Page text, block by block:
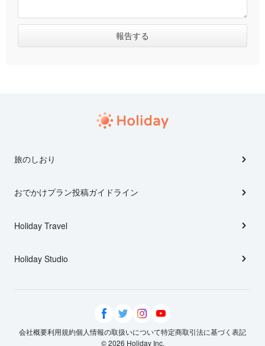
旅のしおり
おでかけプラン投稿ガイドライン
Holiday Travel
Holiday Studio
会社概要利用規約個人情報の取扱いについて特定商取引法に基づく表記
© 2026 Holiday Inc.